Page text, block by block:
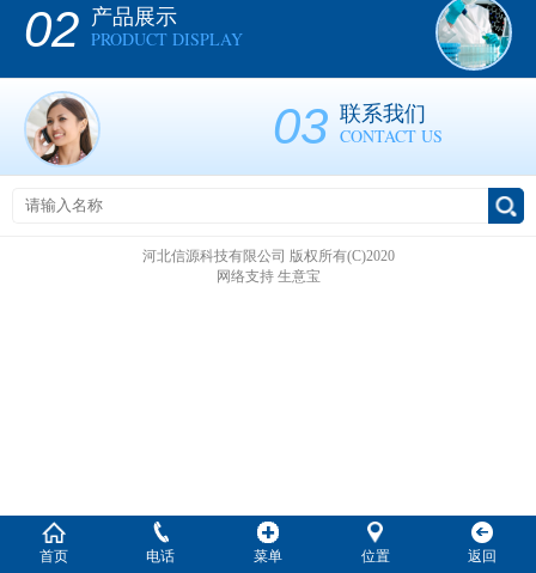
02 产品展示
PRODUCT DISPLAY
03 联系我们
CONTACT US
河北信源科技有限公司 版权所有(C)2020
网络支持生意宝
首页 电话 菜单 位置 返回